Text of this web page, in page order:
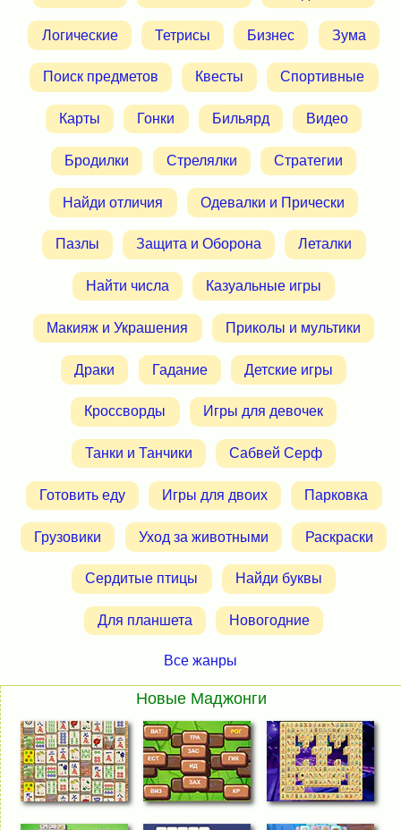
Логические Тетрисы Бизнес Зума
Поиск предметов Квесты Спортивные
Карты Гонки Бильярд Видео
Бродилки Стрелялки Стратегии
Найди отличия Одевалки и Прически
Пазлы Защита и Оборона Леталки
Найти числа Казуальные игры
Макияж и Украшения Приколы и мультики
Драки Гадание Детские игры
Кроссворды Игры для девочек
Танки и Танчики Сабвей Серф
Готовить еду Игры для двоих Парковка
Грузовики Уход за животными Раскраски
Сердитые птицы Найди буквы
Для планшета Новогодние
Все жанры
Новые Маджонги